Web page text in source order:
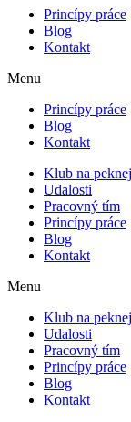
Princípy práce
Blog
Kontakt
Menu
Princípy práce
Blog
Kontakt
Klub na peknej
Udalosti
Pracovný tím
Princípy práce
Blog
Kontakt
Menu
Klub na peknej
Udalosti
Pracovný tím
Princípy práce
Blog
Kontakt